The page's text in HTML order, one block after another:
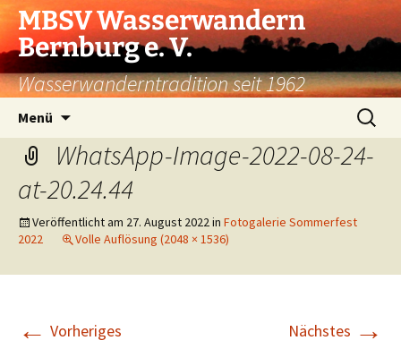
Zum
Inhalt
springen
MBSV Wasserwandern
Bernburg e. V.
Wasserwanderntradition seit 1962
Menü
Suchen
nach:
WhatsApp-Image-2022-08-24-
at-20.24.44
Veröffentlicht am 27. August 2022in Fotogalerie Sommerfest
2022
Volle Auflösung (2048 × 1536)
← Vorheriges Nächstes →